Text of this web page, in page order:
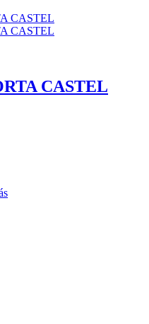
CASTEL